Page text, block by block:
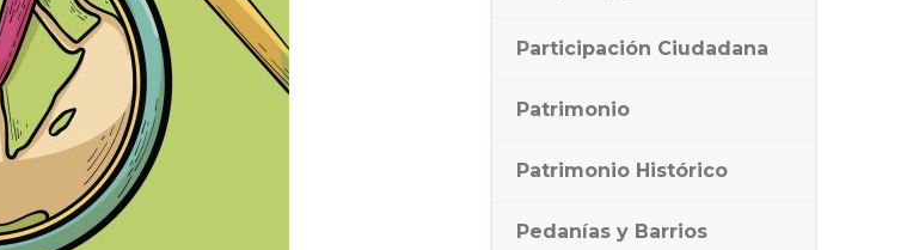
Participación Ciudadana
Patrimonio
Patrimonio Histórico
Pedanías y Barrios